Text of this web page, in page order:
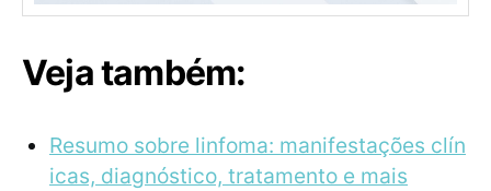
Veja também:
Resumo sobre linfoma: manifestações clín
icas, diagnóstico, tratamento e mais